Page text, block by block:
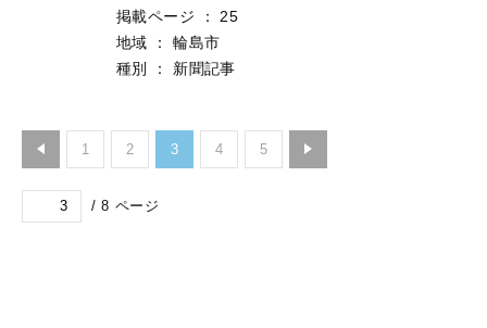
掲載ページ
：
25
地域
：
輪島市
種別
： 新聞記事
1 2 3 4 5
/ 8 ページ